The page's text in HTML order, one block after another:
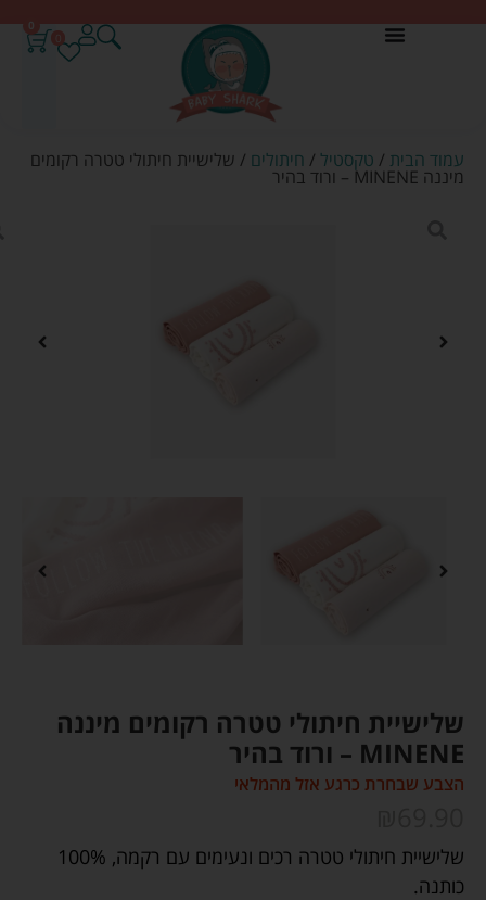
0
עמוד הבית / טקסטיל / חיתולים / שלישיית חיתולי טטרה רקומים
מיננה MINENE – ורוד בהיר
שלישיית חיתולי טטרה רקומים מיננה
MINENE – ורוד בהיר
הצבע שבחרת כרגע אזל מהמלאי
שלישיית חיתולי טטרה רכים ונעימים עם רקמה, 100%
כותנה.